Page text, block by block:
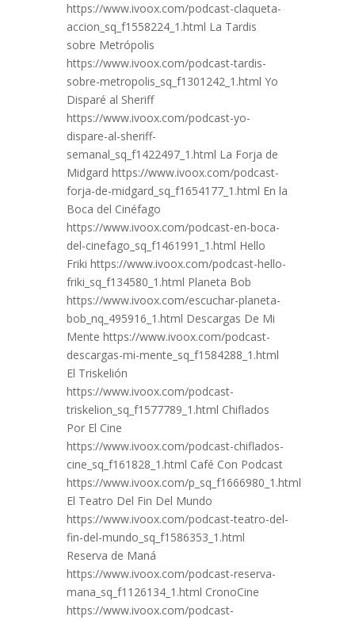
https://www.ivoox.com/podcast-claqueta-
accion_sq_f1558224_1.html La Tardis
sobre Metrópolis
https://www.ivoox.com/podcast-tardis-
sobre-metropolis_sq_f1301242_1.html Yo
Disparé al Sheriff
https://www.ivoox.com/podcast-yo-
dispare-al-sheriff-
semanal_sq_f1422497_1.html La Forja de
Midgard https://www.ivoox.com/podcast-
forja-de-midgard_sq_f1654177_1.html En la
Boca del Cinéfago
https://www.ivoox.com/podcast-en-boca-
del-cinefago_sq_f1461991_1.html Hello
Friki https://www.ivoox.com/podcast-hello-
friki_sq_f134580_1.html Planeta Bob
https://www.ivoox.com/escuchar-planeta-
bob_nq_495916_1.html Descargas De Mi
Mente https://www.ivoox.com/podcast-
descargas-mi-mente_sq_f1584288_1.html
El Triskelión
https://www.ivoox.com/podcast-
triskelion_sq_f1577789_1.html Chiflados
Por El Cine
https://www.ivoox.com/podcast-chiflados-
cine_sq_f161828_1.html Café Con Podcast
https://www.ivoox.com/p_sq_f1666980_1.html
El Teatro Del Fin Del Mundo
https://www.ivoox.com/podcast-teatro-del-
fin-del-mundo_sq_f1586353_1.html
Reserva de Maná
https://www.ivoox.com/podcast-reserva-
mana_sq_f1126134_1.html CronoCine
https://www.ivoox.com/podcast-